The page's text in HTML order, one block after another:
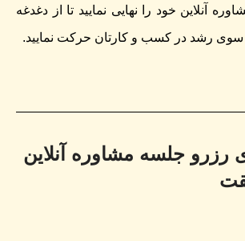
آنلاین خود را نهایی نمایید تا از دغدغه
سوی رشد در کسب و کارتان حرکت نمایید.
رزرو جلسه مشاوره‌ آنلاین